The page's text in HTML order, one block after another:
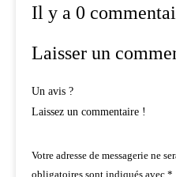
Il y a 0
Laisser un
Un avis ?
Laissez un commentaire !
Votre adresse de messagerie ne
obligatoires sont indiqués avec *